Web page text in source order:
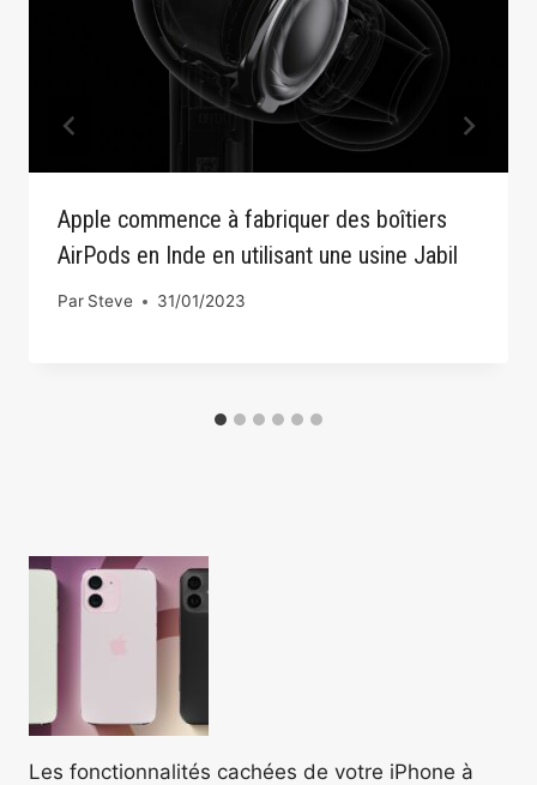
Apple commence à fabriquer des boîtiers
AirPods en Inde en utilisant une usine Jabil
Par Steve 31/01/2023
Les fonctionnalités cachées de votre iPhone à